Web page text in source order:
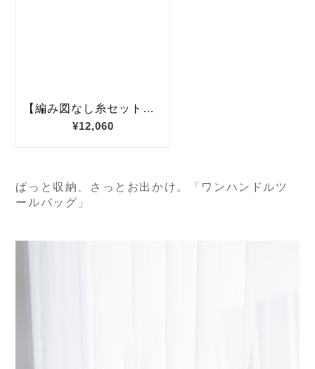
ぱっと収納、さっとお出かけ。「ワンハンドルツ
ールバッグ」